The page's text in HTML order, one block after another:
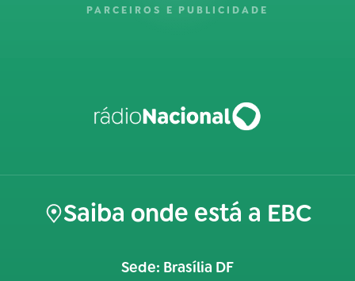
PARCEIROS E PUBLICIDADE
Saiba onde está a EBC
Sede: Brasília DF